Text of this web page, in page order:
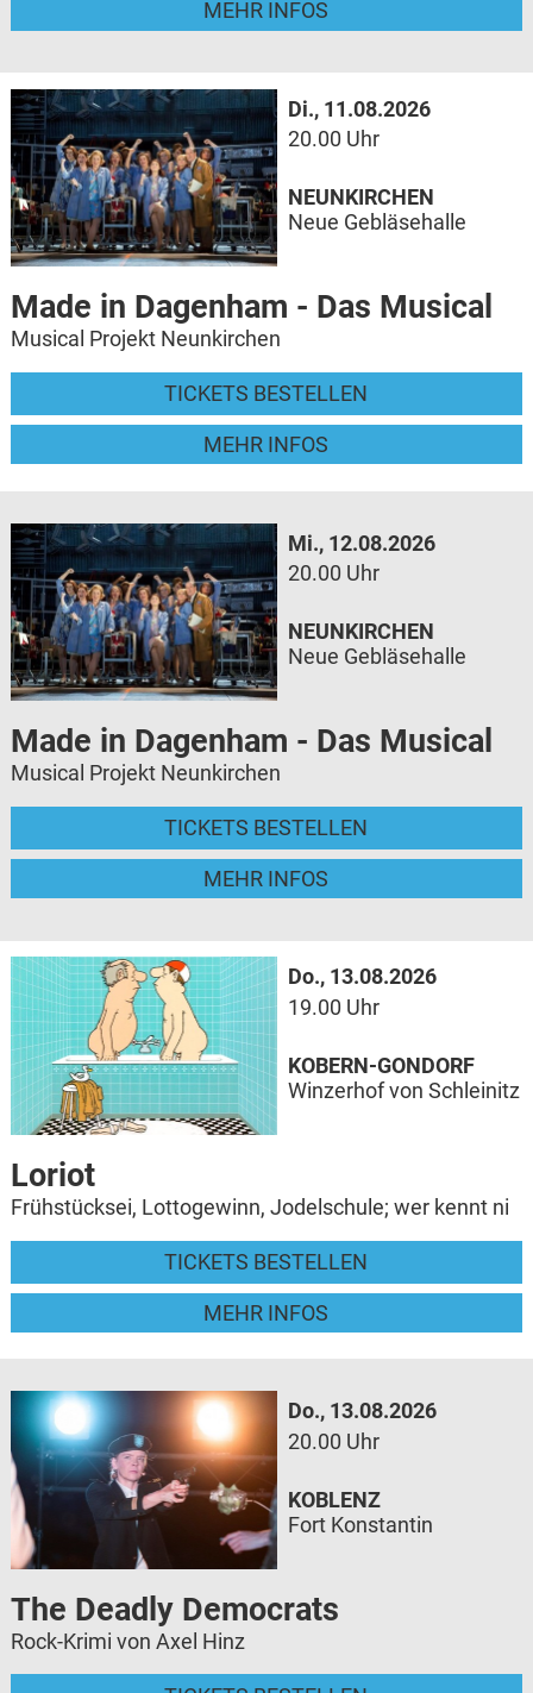
MEHR INFOS
Di., 11.08.2026
20.00 Uhr
Made in Dagenham - Das Musical
Musical Projekt Neunkirchen
TICKETS BESTELLEN
MEHR INFOS
NEUNKIRCHEN
Neue Gebläsehalle
Mi., 12.08.2026
20.00 Uhr
Made in Dagenham - Das Musical
Musical Projekt Neunkirchen
TICKETS BESTELLEN
MEHR INFOS
NEUNKIRCHEN
Neue Gebläsehalle
Do., 13.08.2026
19.00 Uhr
Loriot
Frühstücksei, Lottogewinn, Jodelschule; wer kennt ni
TICKETS BESTELLEN
MEHR INFOS
KOBERN-GONDORF
Winzerhof von Schleinitz
Do., 13.08.2026
20.00 Uhr
The Deadly Democrats
Rock-Krimi von Axel Hinz
KOBLENZ
Fort Konstantin